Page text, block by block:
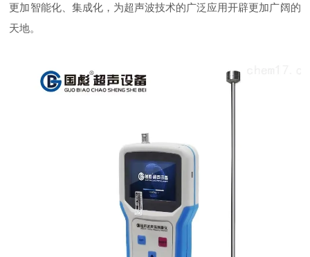
更加智能化、集成化，为超声波技术的广泛应用开辟更加广阔的
天地。